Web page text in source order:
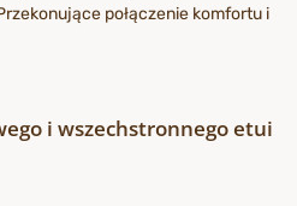
połączenie komfortu i
i wszechstronnego etui